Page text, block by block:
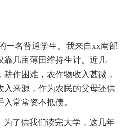
一名普通学生。我来自xx南部
靠几亩薄田维持生计。近几
作困难，农作物收入甚微，
入来源，作为农民的父母还供
常常资不抵债。
为了供我们读完大学，这几年